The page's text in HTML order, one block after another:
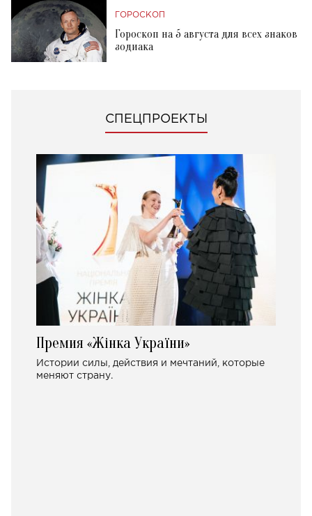
ГОРОСКОП
Гороскоп на 5 августа для всех знаков
зодиака
СПЕЦПРОЕКТЫ
Премия «Жінка України»
Истории силы, действия и мечтаний, которые
меняют страну.